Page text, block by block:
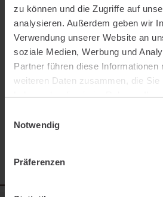
zu können und die Zugriffe auf
analysieren. Außerdem geben wir
Verwendung unserer Website an
soziale Medien, Werbung und
Partner führen diese Informationen
weiteren Daten zusammen, die Sie
Notwendig
Präferenzen
Wir sagen gern geschehen, denn so
Versicherungsschutz und toller
Versicherers wieder Budget für ein
Gern prüfen wir, ob auch Sie im
passend versichert wären. Einfach
Rückerstattung erhalten und seinen